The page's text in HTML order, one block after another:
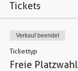
Tickets
Verkauf beendet
Tickettyp
Freie Platzwahl